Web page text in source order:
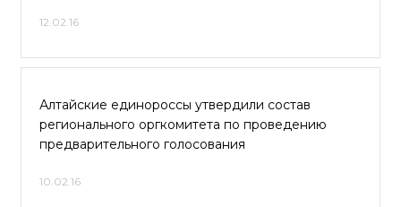
12.02.16
Алтайские единороссы утвердили состав
регионального оргкомитета по проведению
предварительного голосования
10.02.16